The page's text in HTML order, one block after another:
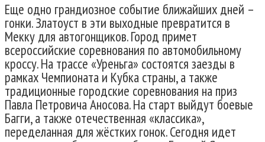
Еще одно грандиозное событие ближайших дней –
гонки. Златоуст в эти выходные превратится в
Мекку для автогонщиков. Город примет
всероссийские соревнования по автомобильному
кроссу. На трассе «Уреньга» состоятся заезды в
рамках Чемпионата и Кубка страны, а также
традиционные городские соревнования на приз
Павла Петровича Аносова. На старт выйдут боевые
Багги, а также отечественная «классика»,
переделанная для жёстких гонок. Сегодня идет